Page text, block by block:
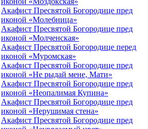
Акафист Пресвятой Богородице пред
иконой «Молебница»
Акафист Пресвятой Богородице пред
иконой «Молченская»
Акафист Пресвятой Богородице перед
иконой «Муромская»
Акафист Пресвятой Богородице пред
иконой «Не рыдай мене, Мати»
Акафист Пресвятой Богородице пред
иконой «Неопалимая Купина»
Акафист Пресвятой Богородице пред
иконой «Нерушимая стена»
Акафист Пресвятой Богородице пред